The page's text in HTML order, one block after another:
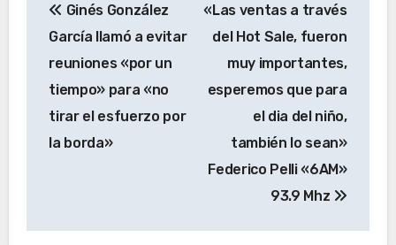
Ginés González
García llamó a evitar
reuniones «por un
tiempo» para «no
tirar el esfuerzo por
la borda»
«Las ventas a través
del Hot Sale, fueron
muy importantes,
esperemos que para
el dia del niño,
también lo sean»
Federico Pelli «6AM»
93.9 Mhz